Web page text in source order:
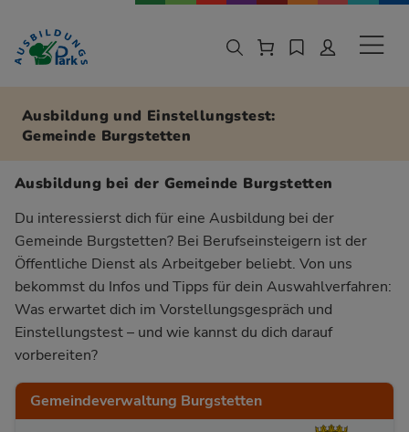
Zur Navigation springen
Zu den Hauptinhalten springen
Ausbildung und Einstellungstest:
Gemeinde Burgstetten
Ausbildung bei der Gemeinde Burgstetten
Du interessierst dich für eine Ausbildung bei der
Gemeinde Burgstetten? Bei Berufseinsteigern ist der
Öffentliche Dienst als Arbeitgeber beliebt. Von uns
bekommst du Infos und Tipps für dein Auswahlverfahren:
Was erwartet dich im Vorstellungsgespräch und
Einstellungstest – und wie kannst du dich darauf
vorbereiten?
Gemeindeverwaltung Burgstetten